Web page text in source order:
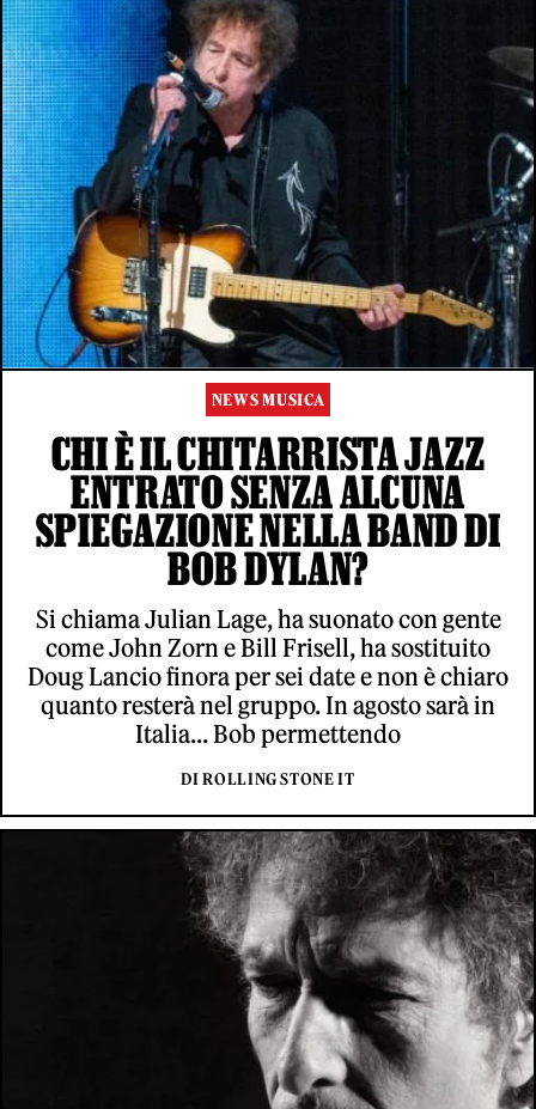
NEWS MUSICA
CHI È IL CHITARRISTA JAZZ
ENTRATO SENZA ALCUNA
SPIEGAZIONE NELLA BAND DI
BOB DYLAN?
Si chiama Julian Lage, ha suonato con gente
come John Zorn e Bill Frisell, ha sostituito
Doug Lancio finora per sei date e non è chiaro
quanto resterà nel gruppo. In agosto sarà in
Italia... Bob permettendo
DI ROLLING STONE IT